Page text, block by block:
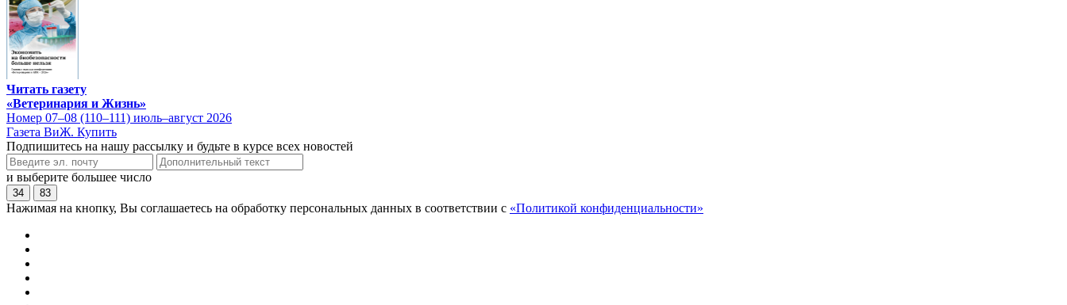
Читать газету
«Ветеринария и Жизнь»
Номер 07–08 (110–111) июль–август 2026
Газета ВиЖ. Купить
Подпишитесь на нашу рассылку и будьте в курсе всех новостей
и выберите большее число
34 83
Нажимая на кнопку, Вы соглашаетесь на обработку персональных данных в соответствии с «Политикой конфиденциальности»